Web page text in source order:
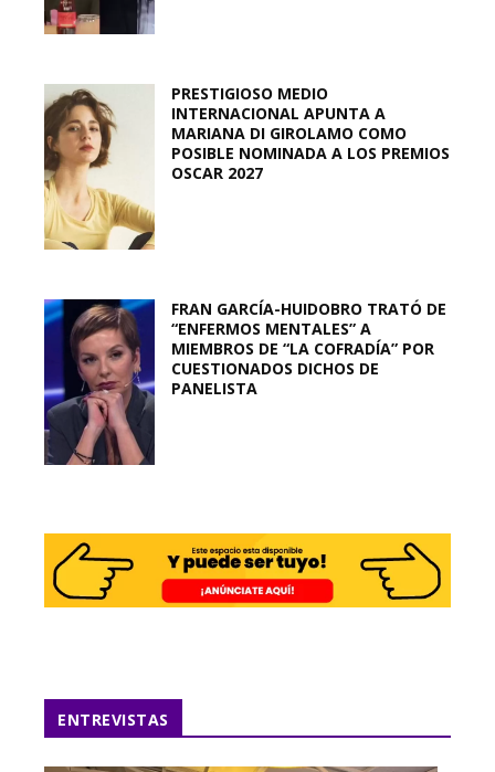
PRESTIGIOSO MEDIO
INTERNACIONAL APUNTA A
MARIANA DI GIROLAMO COMO
POSIBLE NOMINADA A LOS PREMIOS
OSCAR 2027
FRAN GARCÍA-HUIDOBRO TRATÓ DE
“ENFERMOS MENTALES” A
MIEMBROS DE “LA COFRADÍA” POR
CUESTIONADOS DICHOS DE
PANELISTA
ENTREVISTAS